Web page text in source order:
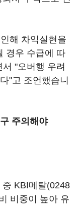
해 차익실현을
경우 수급에 따
"오버행 우려
"고 조언했습니
주의해야
중 KBI메탈(0248
비중이 높아 유